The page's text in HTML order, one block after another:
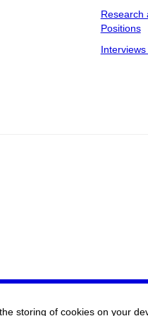
Research
Positions
storing of cookies on your